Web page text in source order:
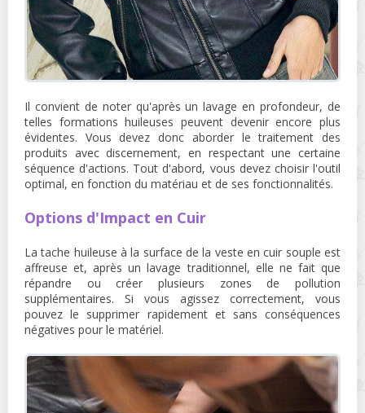
Il convient de noter qu'après un lavage en profondeur, de
telles formations huileuses peuvent devenir encore plus
évidentes. Vous devez donc aborder le traitement des
produits avec discernement, en respectant une certaine
séquence d'actions. Tout d'abord, vous devez choisir l'outil
optimal, en fonction du matériau et de ses fonctionnalités.
Options d'Impact en Cuir
La tache huileuse à la surface de la veste en cuir souple est
affreuse et, après un lavage traditionnel, elle ne fait que
répandre ou créer plusieurs zones de pollution
supplémentaires. Si vous agissez correctement, vous
pouvez le supprimer rapidement et sans conséquences
négatives pour le matériel.